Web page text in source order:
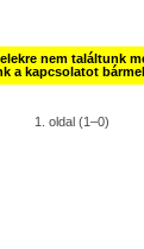
nem találtunk
a kapcsolatot
1. oldal (1–0)